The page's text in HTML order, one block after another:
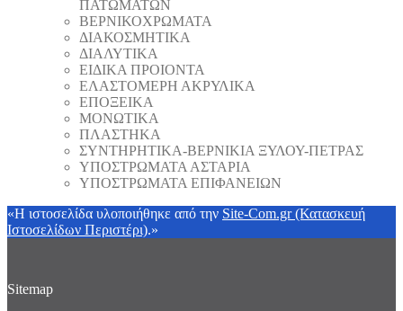
ΠΑΤΩΜΑΤΩΝ
ΒΕΡΝΙΚΟΧΡΩΜΑΤΑ
ΔΙΑΚΟΣΜΗΤΙΚΑ
ΔΙΑΛΥΤΙΚΑ
ΕΙΔΙΚΑ ΠΡΟΙΟΝΤΑ
ΕΛΑΣΤΟΜΕΡΗ ΑΚΡΥΛΙΚΑ
ΕΠΟΞΕΙΚΑ
ΜΟΝΩΤΙΚΑ
ΠΛΑΣΤΗΚΑ
ΣΥΝΤΗΡΗΤΙΚΑ-ΒΕΡΝΙΚΙΑ ΞΥΛΟΥ-ΠΕΤΡΑΣ
ΥΠΟΣΤΡΩΜΑΤΑ ΑΣΤΑΡΙΑ
ΥΠΟΣΤΡΩΜΑΤΑ ΕΠΙΦΑΝΕΙΩΝ
«Η ιστοσελίδα υλοποιήθηκε από την Site-Com.gr (Κατασκευή
Ιστοσελίδων Περιστέρι).»
Sitemap